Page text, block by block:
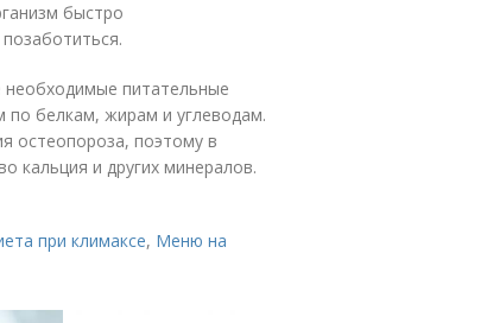
быстро
питательные
белкам, жирам и углеводам.
остеопороза, поэтому в
кальция и других минералов.
при климаксе, Меню на